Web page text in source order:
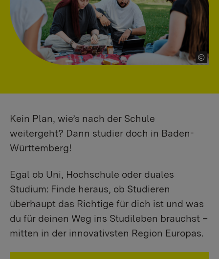
Kein Plan, wie’s nach der Schule
weitergeht? Dann studier doch in Baden-
Württemberg!
Egal ob Uni, Hochschule oder duales
Studium: Finde heraus, ob Studieren
überhaupt das Richtige für dich ist und was
du für deinen Weg ins Studileben brauchst –
mitten in der innovativsten Region Europas.